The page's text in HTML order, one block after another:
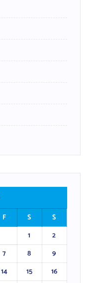
F S
S
1
2
7 8
9
14 15
16